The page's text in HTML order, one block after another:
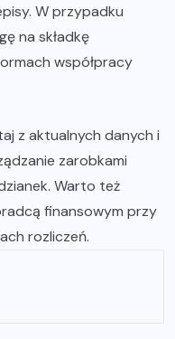
W przypadku
na składkę
współpracy
z aktualnych danych i
zarobkami
Warto też
finansowym przy
rozliczeń.